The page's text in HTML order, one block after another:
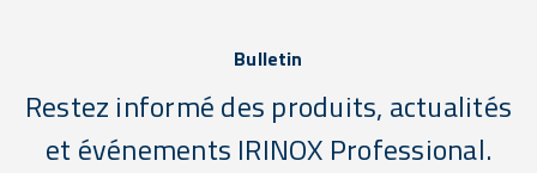
Bulletin
Restez informé des produits, actualités
et événements IRINOX Professional.